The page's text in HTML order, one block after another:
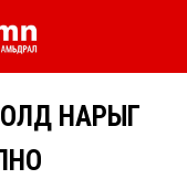
НАРЫГ